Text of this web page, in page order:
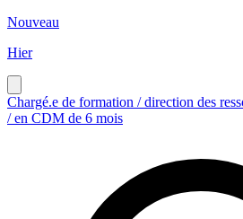
Nouveau
Hier
Chargé.e de formation / direction des
/ en CDM de 6 mois